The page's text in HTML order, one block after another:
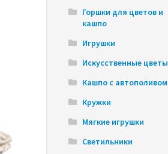
Горшки для цветов и
кашпо
Игрушки
Искусственные цветы
Кашпо с автополивом
Кружки
Мягкие игрушки
Светильники